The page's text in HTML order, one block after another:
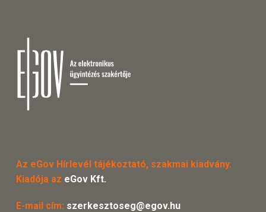
Az eGov Hírlevél tájékoztató, szakmai kiadvány.
Kiadója az eGov Kft.
E-mail cím: szerkesztoseg@egov.hu